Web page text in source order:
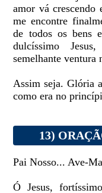
amor vá crescendo
me encontre
de todos os bens
dulcíssimo
semelhante ventura
Assim seja. Glória
como era no
13)
Pai Nosso... Ave-
Ó Jesus,